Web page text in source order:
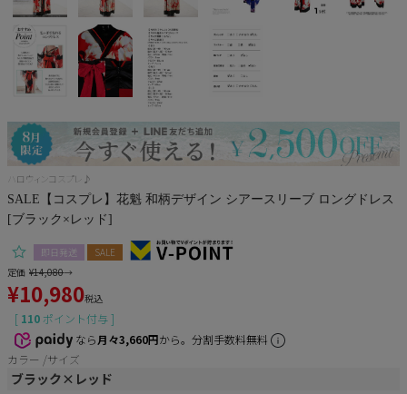
コスプレ小物
ハロウィンコスプレ♪
SALE【コスプレ】花魁 和柄デザイン シアースリーブ ロングドレス
[ブラック×レッド]
即日発送
SALE
定価 ¥14,080→
¥10,980税込
[ 110 ポイント付与 ]
なら月々3,660円から。分割手数料無料
カラー
サイズ
ブラック×レッド